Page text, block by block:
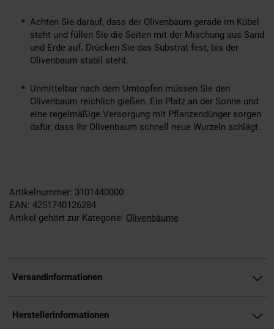
Achten Sie darauf, dass der Olivenbaum gerade im Kübel
steht und füllen Sie die Seiten mit der Mischung aus Sand
und Erde auf. Drücken Sie das Substrat fest, bis der
Olivenbaum stabil steht.
Unmittelbar nach dem Umtopfen müssen Sie den
Olivenbaum reichlich gießen. Ein Platz an der Sonne und
eine regelmäßige Versorgung mit Pflanzendünger sorgen
dafür, dass Ihr Olivenbaum schnell neue Wurzeln schlägt.
Artikelnummer: 3101440000
EAN: 4251740126284
Artikel gehört zur Kategorie: Olivenbäume
Versandinformationen
Herstellerinformationen